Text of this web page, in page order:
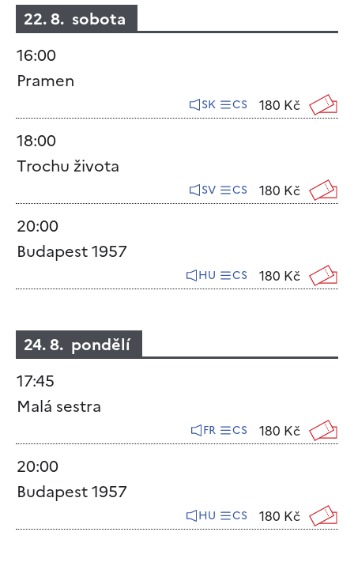
22. 8. sobota
16:00
Pramen
SK CS 180 Kč
18:00
Trochu života
SV CS 180 Kč
20:00
Budapest 1957
HU CS 180 Kč
24. 8. pondělí
17:45
Malá sestra
FR CS 180 Kč
20:00
Budapest 1957
HU CS 180 Kč